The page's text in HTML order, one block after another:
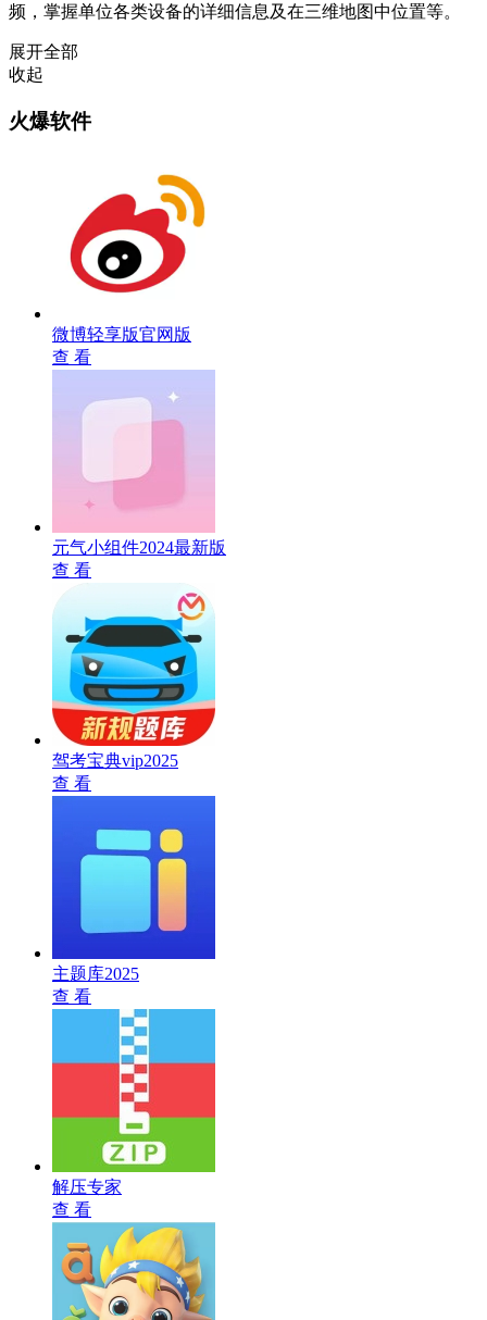
频，掌握单位各类设备的详细信息及在三维地图中位置等。
展开全部
收起
火爆软件
微博轻享版官网版
查 看
元气小组件2024最新版
查 看
驾考宝典vip2025
查 看
主题库2025
查 看
解压专家
查 看